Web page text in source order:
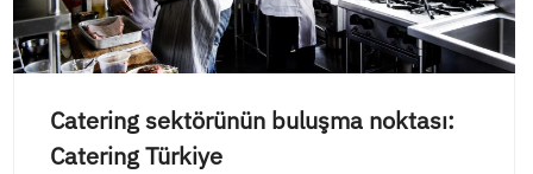
Catering sektörünün buluşma noktası:
Catering Türkiye